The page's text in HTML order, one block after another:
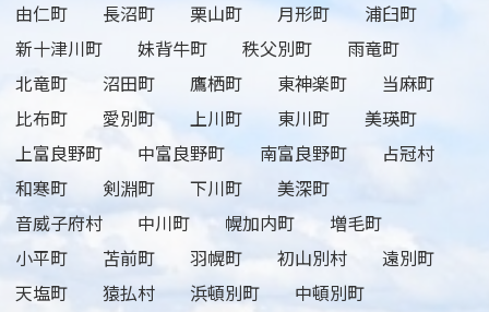
由仁町
長沼町 栗山町 月形町
浦臼町
新十津川町
妹背牛町 秩父別町
雨竜町
北竜町
沼田町 鷹栖町 東神楽町
当麻町
比布町
愛別町 上川町 東川町
美瑛町
上富良野町
中富良野町 南富良野町
占冠村
和寒町
剣淵町 下川町
美深町
音威子府村
中川町 幌加内町
増毛町
小平町
苫前町 羽幌町 初山別村
遠別町
天塩町
猿払村 浜頓別町
中頓別町